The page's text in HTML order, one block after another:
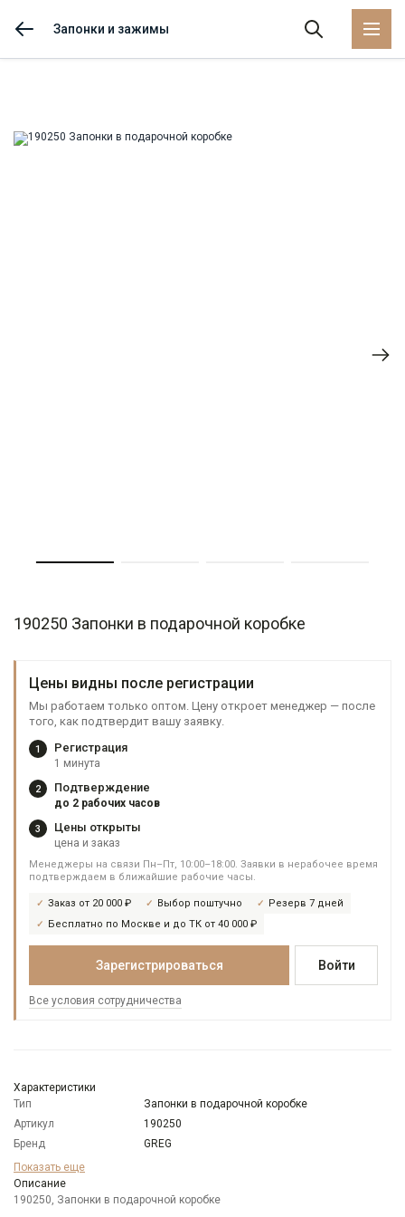
Запонки и зажимы
190250 Запонки в подарочной коробке
Цены видны после регистрации
Мы работаем только оптом. Цену откроет менеджер — после
того, как подтвердит вашу заявку.
1 Регистрация
1 минута
2 Подтверждение
до 2 рабочих часов
3 Цены открыты
цена и заказ
Менеджеры на связи Пн–Пт, 10:00–18:00. Заявки в нерабочее время
подтверждаем в ближайшие рабочие часы.
Заказ от 20 000 ₽ Выбор поштучно
Резерв 7 дней
Бесплатно по Москве и до ТК от 40 000 ₽
Зарегистрироваться Войти
Все условия сотрудничества
Характеристики
Тип
Запонки в подарочной коробке
Артикул
190250
Бренд
GREG
Модель
Цвет
Отделка
Запонки/зажимы: комбинация металлов
Показать еще
Описание
190250, Запонки в подарочной коробке